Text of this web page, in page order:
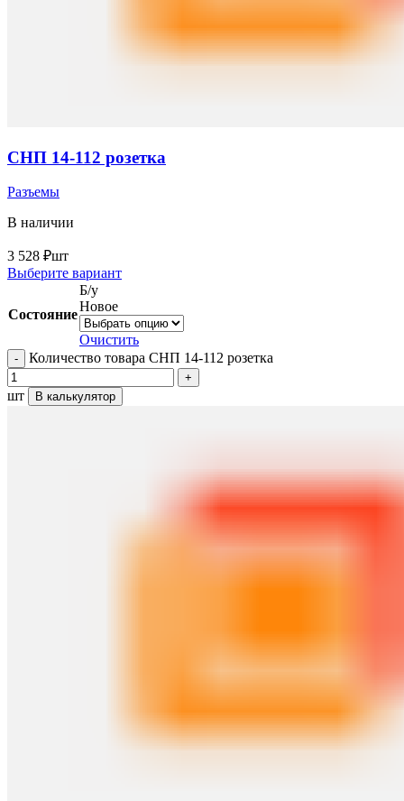
СНП 14-112 розетка
Разъемы
В наличии
3 528 ₽шт
Выберите вариант
Состояние
Б/у
Новое
Очистить
Количество товара СНП 14-112 розетка
шт В калькулятор